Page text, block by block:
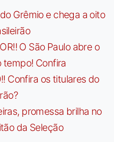
Grêmio e chega a oito
O São Paulo abre o
tempo! Confira
Confira os titulares do
promessa brilha no
da Seleção